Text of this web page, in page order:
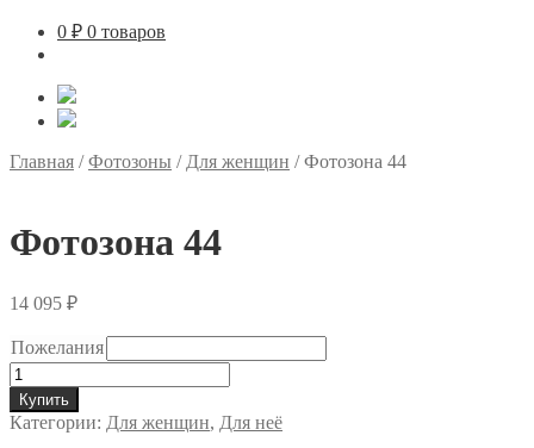
0 ₽ 0 товаров
Главная /Фотозоны /Для женщин /Фотозона 44
Фотозона 44
14 095 ₽
Пожелания
Количество
товара
Фотозона
44
Купить
Категории: Для женщин, Для неё